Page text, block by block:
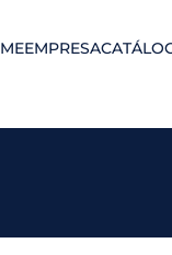
EMPRESA